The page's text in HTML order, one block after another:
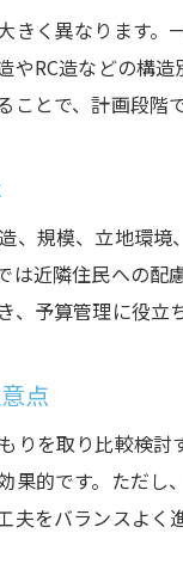
手順ごと
危険を
ビル解体
高層ビル
だるま落
高層ビル
高層ビル
500万円以下
小規模ビ
きく異なります
RC造などの構
とで、計画段階
、規模、立地環
近隣住民への
予算管理に役立ち
点
りを取り比較検
果的です。ただ
をバランスよく